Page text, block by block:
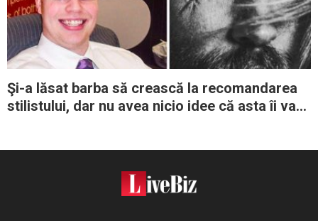
Şi-a lăsat barba să crească la recomandarea
stilistului, dar nu avea nicio idee că asta îi va